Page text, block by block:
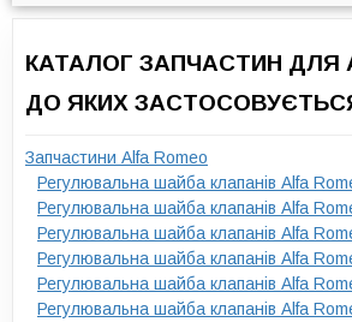
КАТАЛОГ ЗАПЧАСТИН ДЛЯ
ДО ЯКИХ
Запчастини Alfa Romeo
Регулювальна шайба клапанів Alfa
Регулювальна шайба клапанів Alfa
Регулювальна шайба клапанів Alfa
Регулювальна шайба клапанів Alfa
Регулювальна шайба клапанів Alfa
Регулювальна шайба клапанів Alfa